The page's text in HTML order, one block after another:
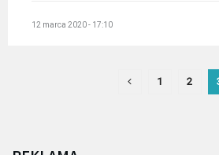
12 marca 2020 - 17:10
1 2